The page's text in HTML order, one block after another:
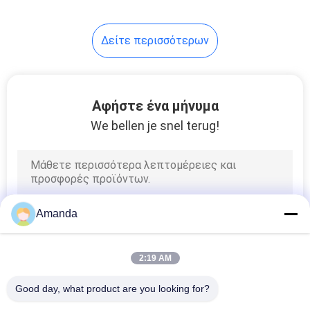
Αυξημένα
διαμάντια Melee
Η φαντασία έκοψε
τα διαμάντια
εργαστηρίων
Δείτε περισσότερων
Αφήστε ένα μήνυμα
We bellen je snel terug!
Amanda
2:19 AM
Good day, what product are you looking for?